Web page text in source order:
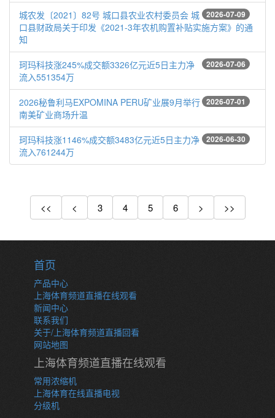
2026-07-09
城农发〔2021〕82号 城口县农业农村委员会 城
口县财政局关于印发《2021-3年农机购置补贴实施方案》的通
知
2026-07-06
珂玛科技涨245%成交额3326亿元近5日主力净
流入551354万
2026-07-01
2026秘鲁利马EXPOMINA PERU矿业展9月举行
南美矿业商场升温
2026-06-30
珂玛科技涨1146%成交额3483亿元近5日主力净
流入761244万
<< < 3 4 5 6 > >>
首页
产品中心
上海体育频道直播在线观看
新闻中心
联系我们
关于/上海体育频道直播回看
网站地图
上海体育频道直播在线观看
常用浓缩机
上海体育在线直播电视
分级机